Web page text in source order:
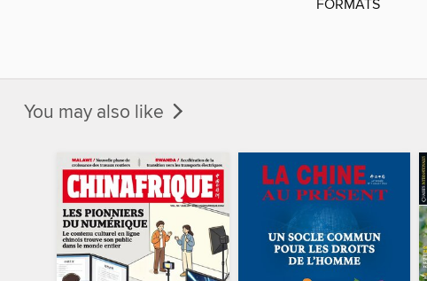
FORMATS
You may also like